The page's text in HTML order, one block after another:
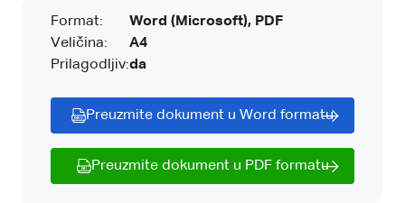
Format:
Veličina:
Prilagodljiv:
Word (Microsoft), PDF
A4
da
Preuzmite dokument u Word formatu
Preuzmite dokument u PDF formatu